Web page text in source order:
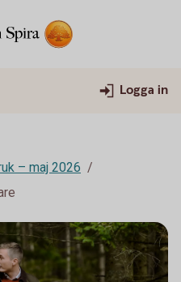
Logga in
– maj 2026